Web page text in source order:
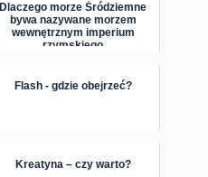
Dlaczego morze Śródziemne
bywa nazywane morzem
wewnętrznym imperium
rzymskiego
Flash - gdzie obejrzeć?
Kreatyna – czy warto?